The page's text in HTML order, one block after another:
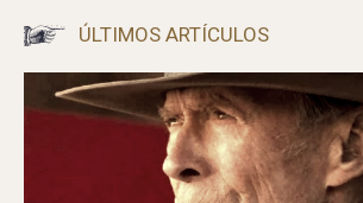
ÚLTIMOS ARTÍCULOS